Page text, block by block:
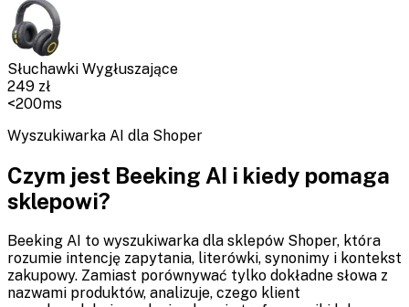
Słuchawki Wygłuszające
249 zł
<200ms
Wyszukiwarka AI dla Shoper
Czym jest Beeking AI i kiedy pomaga
sklepowi?
Beeking AI to wyszukiwarka dla sklepów Shoper, która
rozumie intencję zapytania, literówki, synonimy i kontekst
zakupowy. Zamiast porównywać tylko dokładne słowa z
nazwami produktów, analizuje, czego klient